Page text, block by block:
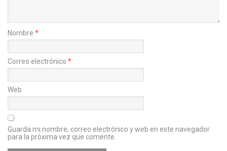
Nombre *
Correo electrónico *
Web
Guarda mi nombre, correo electrónico y web en este navegador
para la próxima vez que comente.